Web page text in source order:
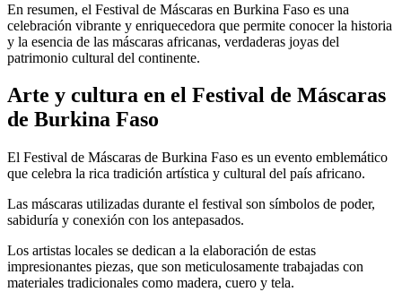
En resumen, el Festival de Máscaras en Burkina Faso es una
celebración vibrante y enriquecedora que permite conocer la historia
y la esencia de las máscaras africanas, verdaderas joyas del
patrimonio cultural del continente.
Arte y cultura en el Festival de Máscaras
de Burkina Faso
El Festival de Máscaras de Burkina Faso es un evento emblemático
que celebra la rica tradición artística y cultural del país africano.
Las máscaras utilizadas durante el festival son símbolos de poder,
sabiduría y conexión con los antepasados.
Los artistas locales se dedican a la elaboración de estas
impresionantes piezas, que son meticulosamente trabajadas con
materiales tradicionales como madera, cuero y tela.